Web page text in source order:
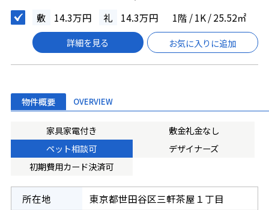
敷 14.3万円 礼 14.3万円 1階 / 1K / 25.52㎡
詳細を見る お気に入りに追加
物件概要 OVERVIEW
家具家電付き
敷金礼金なし
ペット相談可
デザイナーズ
初期費用カード決済可
所在地 東京都世田谷区三軒茶屋１丁目